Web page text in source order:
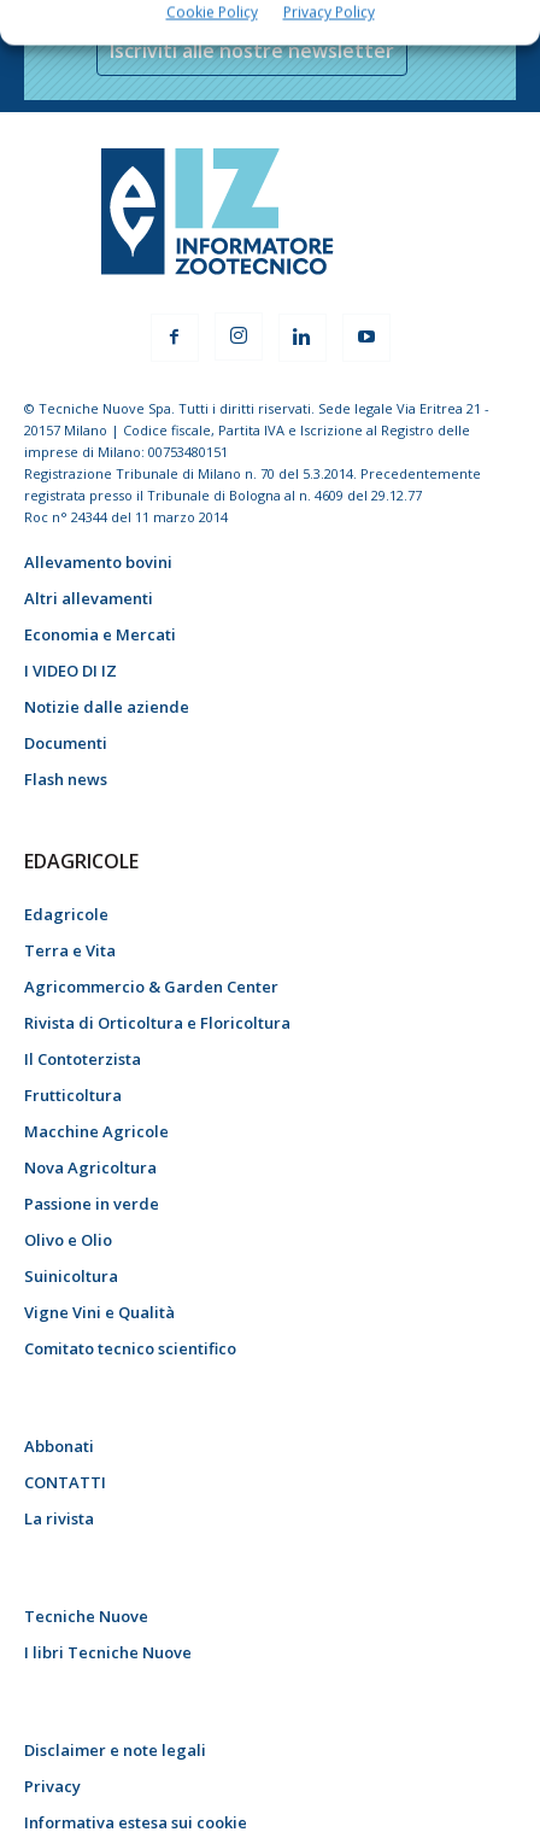
Cookie Policy Privacy Policy
Iscriviti alle nostre newsletter
© Tecniche Nuove Spa. Tutti i diritti riservati. Sede legale Via Eritrea 21 -
20157 Milano | Codice fiscale, Partita IVA e Iscrizione al Registro delle
imprese di Milano: 00753480151
Registrazione Tribunale di Milano n. 70 del 5.3.2014. Precedentemente
registrata presso il Tribunale di Bologna al n. 4609 del 29.12.77
Roc n° 24344 del 11 marzo 2014
Allevamento bovini
Altri allevamenti
Economia e Mercati
I VIDEO DI IZ
Notizie dalle aziende
Documenti
Flash news
EDAGRICOLE
Edagricole
Terra e Vita
Agricommercio & Garden Center
Rivista di Orticoltura e Floricoltura
Il Contoterzista
Frutticoltura
Macchine Agricole
Nova Agricoltura
Passione in verde
Olivo e Olio
Suinicoltura
Vigne Vini e Qualità
Comitato tecnico scientifico
Abbonati
CONTATTI
La rivista
Tecniche Nuove
I libri Tecniche Nuove
Disclaimer e note legali
Privacy
Informativa estesa sui cookie